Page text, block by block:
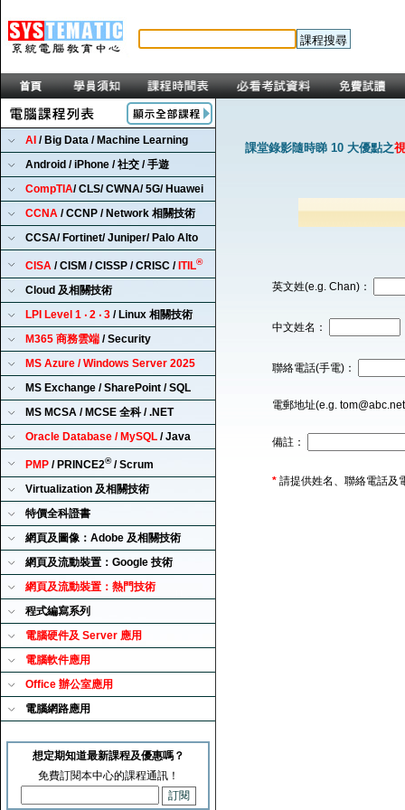
AI / Big Data / Machine Learning
Android / iPhone / 社交 / 手遊
CompTIA/ CLS/ CWNA/ 5G/ Huawei
CCNA / CCNP / Network 相關技術
CCSA/ Fortinet/ Juniper/ Palo Alto
CISA / CISM / CISSP / CRISC / ITIL®
Cloud 及相關技術
LPI Level 1 ‧ 2 ‧ 3 / Linux 相關技術
M365 商務雲端 / Security
MS Azure / Windows Server 2025
MS Exchange / SharePoint / SQL
MS MCSA / MCSE 全科 / .NET
Oracle Database / MySQL / Java
PMP / PRINCE2®/ Scrum
Virtualization 及相關技術
特價全科證書
網頁及圖像：Adobe 及相關技術
網頁及流動裝置：Google 技術
網頁及流動裝置：熱門技術
程式編寫系列
電腦硬件及 Server 應用
電腦軟件應用
Office 辦公室應用
電腦網路應用
想定期知道最新課程及優惠嗎？
免費訂閱本中心的課程通訊！
課堂錄影隨時睇 10 大優點之
英文姓(e.g. Chan)：
中文姓名：
聯絡電話(手電)：
電郵地址(e.g.
備註：
* 請提供姓名、聯絡電話及